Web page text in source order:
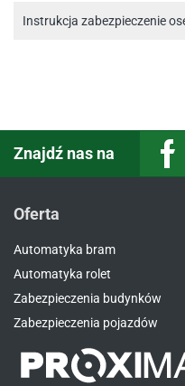
Instrukcja zabezpieczenie
Znajdź nas na
Oferta
Automatyka bram
Automatyka rolet
Zabezpieczenia budynków
Zabezpieczenia pojazdów